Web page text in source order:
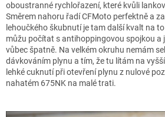
oboustranné rychlořazení, které kvůli
Směrem nahoru řadí CFMoto perfektně a
lehoučkého škubnutí je tam další kvalt na
můžu počítat s antihoppingovou spojkou a
vůbec špatně. Na velkém okruhu nemám
dávkováním plynu a tím, že tu lítám na
lehké cuknutí při otevření plynu z nulové
nahatém 675NK na malé trati.